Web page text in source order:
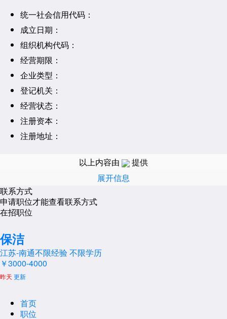
统一社会信用代码：
成立日期：
组织机构代码：
经营期限：
企业类型：
登记机关：
经营状态：
注册资本：
注册地址：
以上内容由
提供
展开信息
联系方式
申请职位才能查看联系方式
在招职位
保洁
江苏-南通不限经验不限学历
￥3000-4000
昨天 更新
首页
职位